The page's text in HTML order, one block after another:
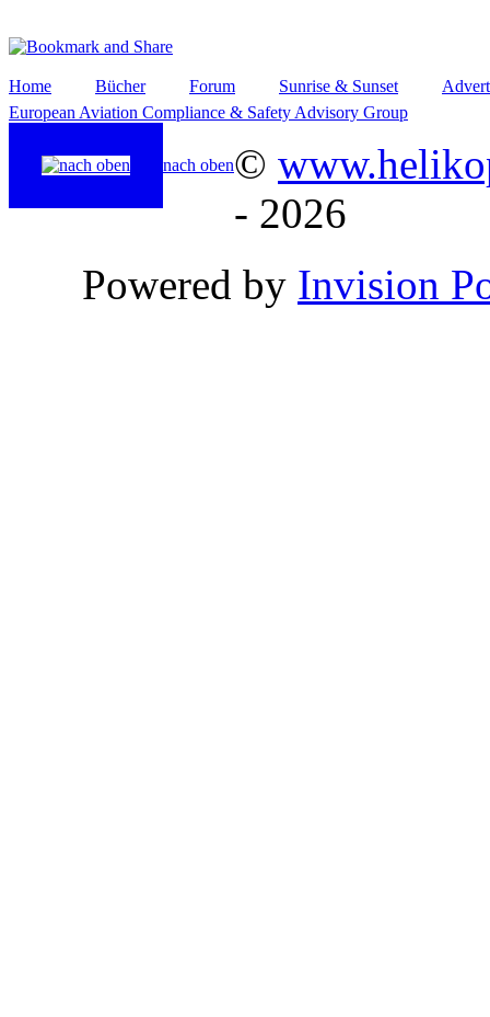
Home Bücher Forum Sunrise & Sunset
European Aviation Compliance & Safety Advisory Group
nach oben©
- 2026
Powered by Invision